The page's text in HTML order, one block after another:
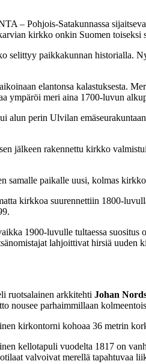
– Pohjois-Satakunnassa
kirkko onkin Suomen
selittyy paikkakunnan historialla.
elantonsa kalastuksesta.
ympäröi meri aina 1700-luvun
alun perin Ulvilan
jälkeen rakennettu kirkko
samalle paikalle uusi, kolmas
kirkkoa suurennettiin 1800-
1900-luvulle tultaessa
lahjoittivat hirsiä uuden
ruotsalainen arkkitehti Johan
nousee parhaimmillaan
kirkontorni kohoaa 36 metrin
kellotapuli vuodelta 1817 on
valvoivat merellä tapahtuvaa